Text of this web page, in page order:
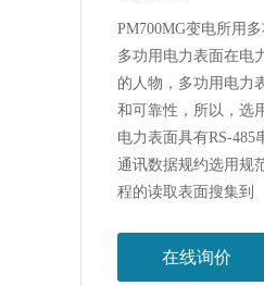
PM700MG变电所用
多功用电力表面在电
的人物，多功用电力
和可靠性，所以，选
电力表面具有RS-
通讯数据规约选用规
程的读取表面搜集到
在线询价